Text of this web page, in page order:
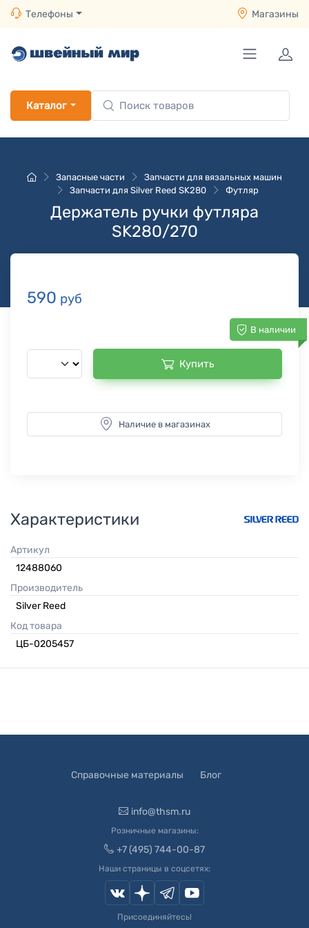
Телефоны Магазины
Каталог
Запасные части
Запчасти для вязальных машин
Запчасти для Silver Reed SK280
Футляр
Держатель ручки футляра
SK280/270
590 руб
В наличии
Купить
Наличие в магазинах
Характеристики
Артикул
12488060
Производитель
Silver Reed
Код товара
ЦБ-0205457
Справочные материалы Блог
info@thsm.ru
Розничные магазины:
+7 (495) 744-00-87
Наши страницы в соцсетях:
Присоединяйтесь!